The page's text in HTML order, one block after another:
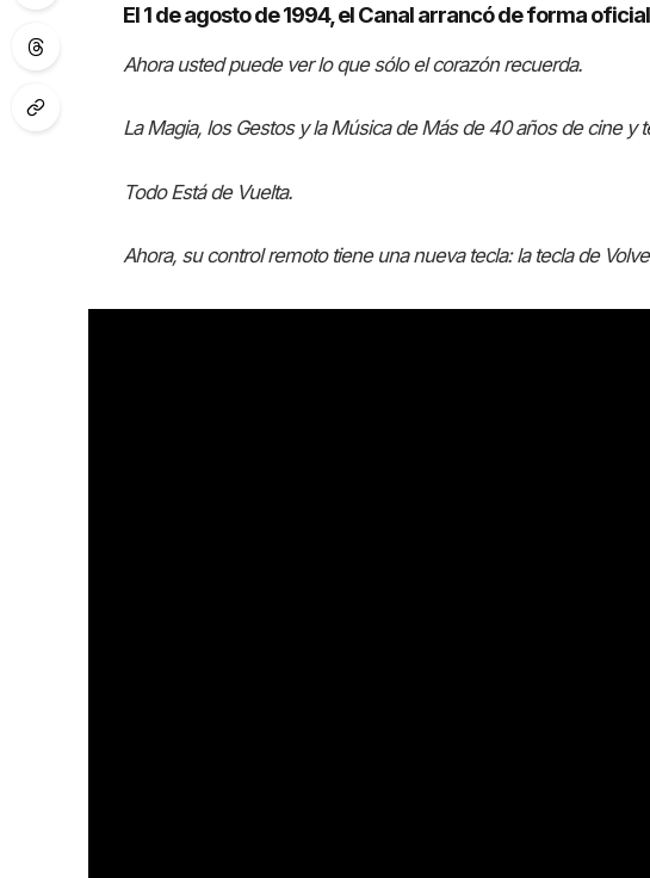
El 1 de agosto de 1994, el Canal arrancó de forma
Ahora usted puede ver lo que sólo el corazón recuerda.
La Magia, los Gestos y la Música de Más de 40 años de cine y
Todo Está de Vuelta.
Ahora, su control remoto tiene una nueva tecla: la tecla de